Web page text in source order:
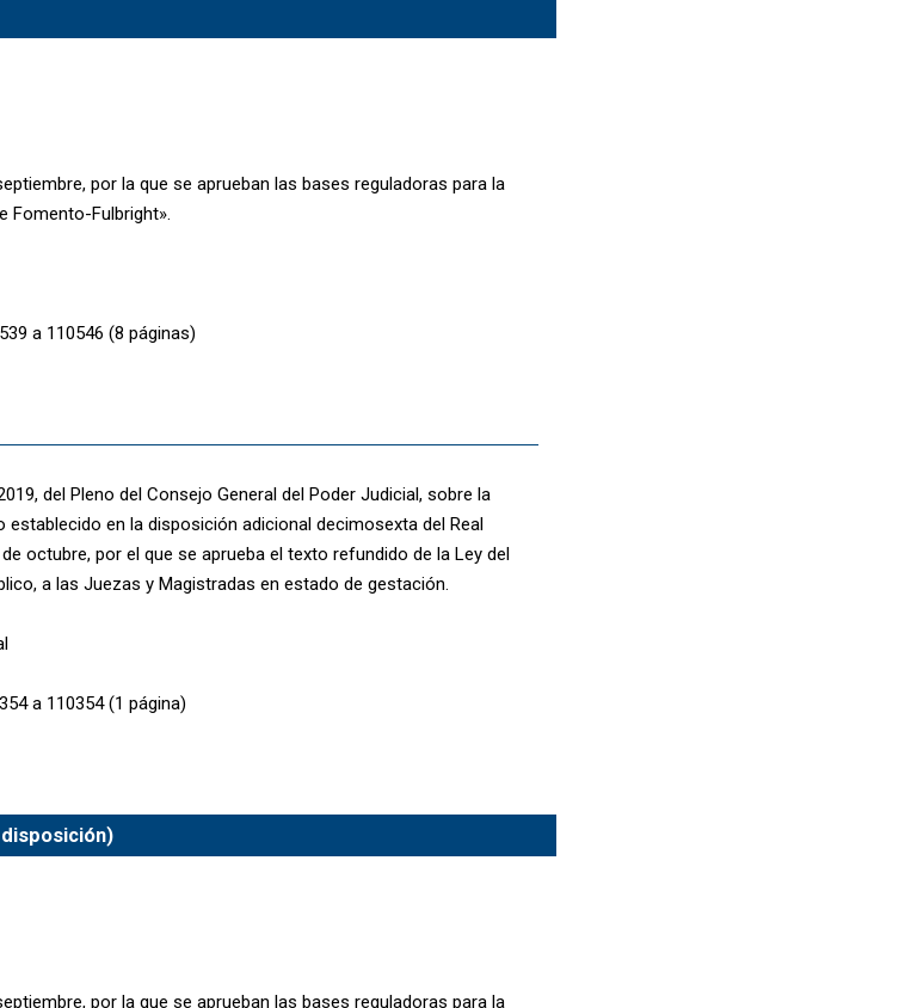
por la que se aprueban las bases reguladoras para la
Fomento-Fulbright».
a 110546 (8 páginas)
del Pleno del Consejo General del Poder Judicial, sobre la
establecido en la disposición adicional decimosexta del Real
octubre, por el que se aprueba el texto refundido de la Ley del
a las Juezas y Magistradas en estado de gestación.
a 110354 (1 página)
por la que se aprueban las bases reguladoras para la